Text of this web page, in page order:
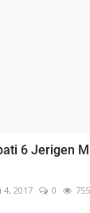
6 Jerigen
4, 2017 0 755